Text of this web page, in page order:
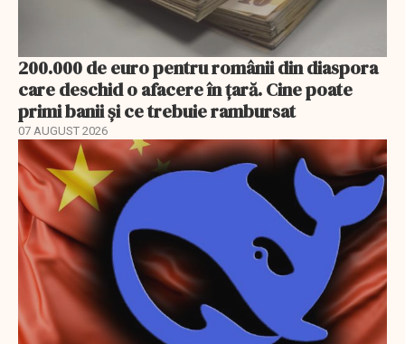
200.000 de euro pentru românii din diaspora
care deschid o afacere în țară. Cine poate
primi banii și ce trebuie rambursat
07 AUGUST 2026